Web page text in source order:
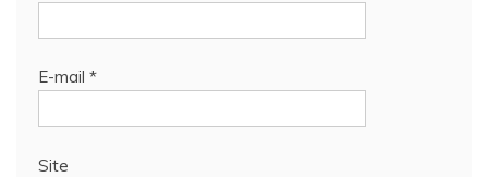
E-mail *
Site